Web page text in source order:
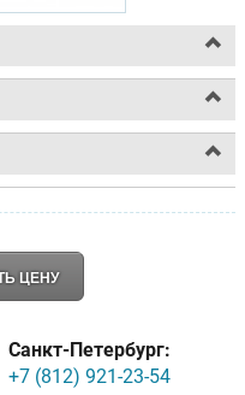
ЦЕНУ
Санкт-Петербург:
+7 (812) 921-23-54